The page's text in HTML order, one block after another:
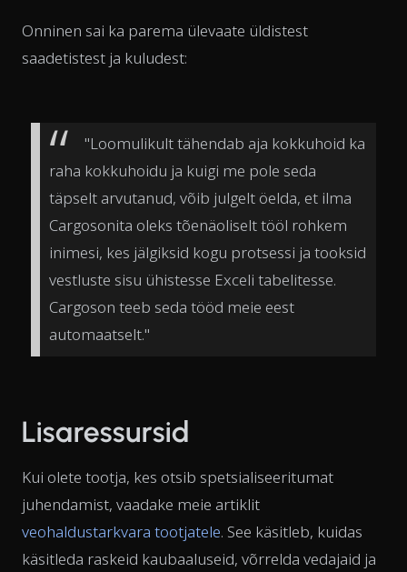
Onninen sai ka parema ülevaate üldistest
saadetistest ja kuludest:
"Loomulikult tähendab aja kokkuhoid ka
raha kokkuhoidu ja kuigi me pole seda
täpselt arvutanud, võib julgelt öelda, et ilma
Cargosonita oleks tõenäoliselt tööl rohkem
inimesi, kes jälgiksid kogu protsessi ja tooksid
vestluste sisu ühistesse Exceli tabelitesse.
Cargoson teeb seda tööd meie eest
automaatselt."
Lisaressursid
Kui olete tootja, kes otsib spetsialiseeritumat
juhendamist, vaadake meie artiklit
veohaldustarkvara tootjatele. See käsitleb, kuidas
käsitleda raskeid kaubaaluseid, võrrelda vedajaid ja